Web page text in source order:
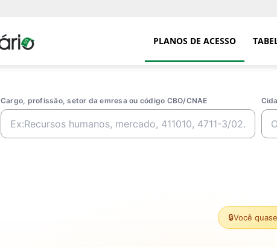
Portal PLANOS DE ACESSO
Cargo, profissão, setor da emresa ou código CBO/CNAE
🔒Você